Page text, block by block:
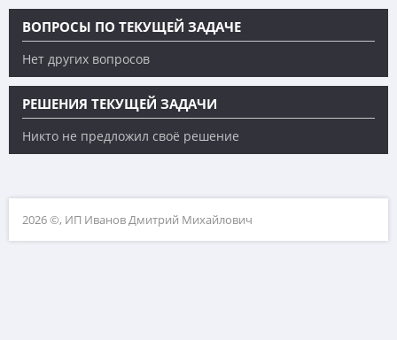
ВОПРОСЫ ПО ТЕКУЩЕЙ ЗАДАЧЕ
Нет других вопросов
РЕШЕНИЯ ТЕКУЩЕЙ ЗАДАЧИ
Никто не предложил своё решение
2026 ©, ИП Иванов Дмитрий Михайлович